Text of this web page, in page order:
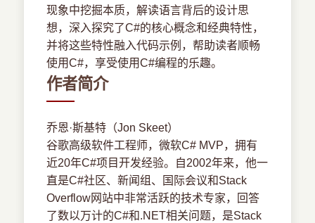
现象中挖掘本质，解读语言背后的设计思
想，深入探究了C#的核心概念和经典特性，
并将这些特性融入代码示例，帮助读者顺畅
使用C#，享受使用C#编程的乐趣。
作者简介
乔恩·斯基特（Jon Skeet）
谷歌高级软件工程师，微软C# MVP，拥有
近20年C#项目开发经验。自2002年来，他一
直是C#社区、新闻组、国际会议和Stack
Overflow网站中非常活跃的技术专家，回答
了数以万计的C#和.NET相关问题，是Stack